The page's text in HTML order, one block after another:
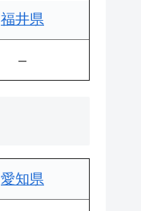
福井県
–
愛知県